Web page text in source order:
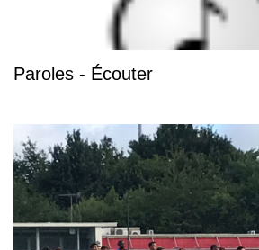
Paroles - Écouter